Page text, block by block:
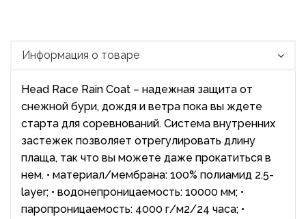
Информация о товаре
Head Race Rain Coat – надежная защита от
снежной бури, дождя и ветра пока вы ждете
старта для соревнований. Система внутренних
застежек позволяет отрегулировать длину
плаща, так что вы можете даже прокатиться в
нем. • материал/мембрана: 100% полиамид 2.5-
layer; • водонепроницаемость: 10000 мм; •
паропроницаемость: 4000 г/м2/24 часа; •